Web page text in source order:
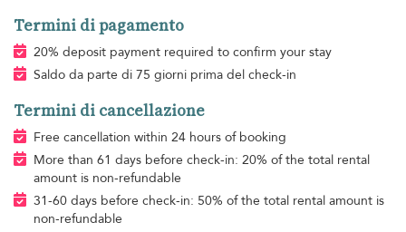
Termini di pagamento
20% deposit payment required to confirm your stay
Saldo da parte di 75 giorni prima del check-in
Termini di cancellazione
Free cancellation within 24 hours of booking
More than 61 days before check-in: 20% of the total rental
amount is non-refundable
31-60 days before check-in: 50% of the total rental amount is
non-refundable